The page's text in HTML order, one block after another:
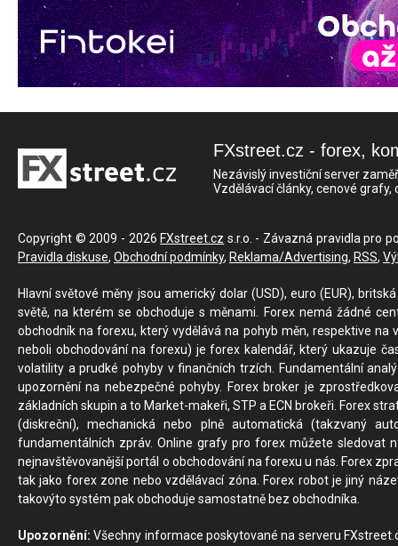
FXstreet.cz - forex,
Nezávislý investiční server
Vzdělávací články, cenové
Copyright © 2009 - 2026 FXstreet.cz s.r.o. - Závazná pravidla pro
Pravidla diskuse, Obchodní podmínky, Reklama/Advertising, RSS,
Hlavní světové měny jsou americký dolar (USD), euro (EUR),
světě, na kterém se obchoduje s měnami. Forex nemá žádné
obchodník na forexu, který vydělává na pohyb měn, respektive
neboli obchodování na forexu) je forex kalendář, který ukazuje
volatility a prudké pohyby v finančních trzích. Fundamentální
upozornění na nebezpečné pohyby. Forex broker je
základních skupin a to Market-makeři, STP a ECN brokeři. Forex
(diskreční), mechanická nebo plně automatická (takzvaný
fundamentálních zpráv. Online grafy pro forex můžete sledovat
nejnavštěvovanější portál o obchodování na forexu u nás. Forex
tak jako forex zone nebo vzdělávací zóna. Forex robot je jiný
takovýto systém pak obchoduje samostatně bez obchodníka.
Upozornění: Všechny informace poskytované na serveru